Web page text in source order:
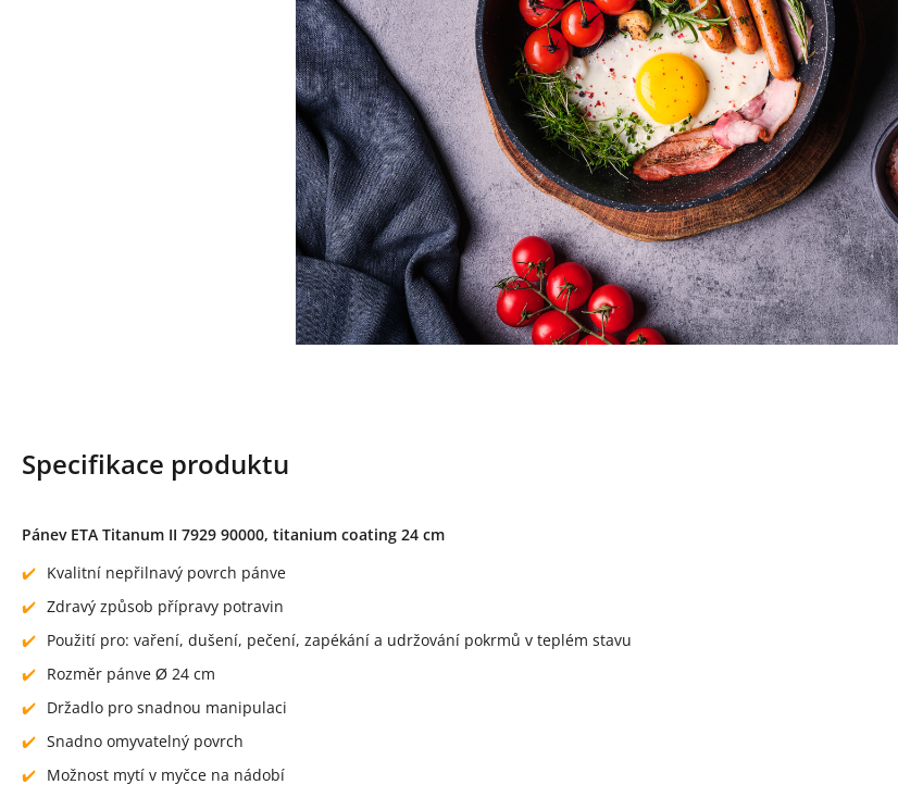
Specifikace produktu
Pánev ETA Titanum II 7929 90000, titanium coating 24 cm
Kvalitní nepřilnavý povrch pánve
Zdravý způsob přípravy potravin
Použití pro: vaření, dušení, pečení, zapékání a udržování pokrmů v teplém stavu
Rozměr pánve Ø 24 cm
Držadlo pro snadnou manipulaci
Snadno omyvatelný povrch
Možnost mytí v myčce na nádobí